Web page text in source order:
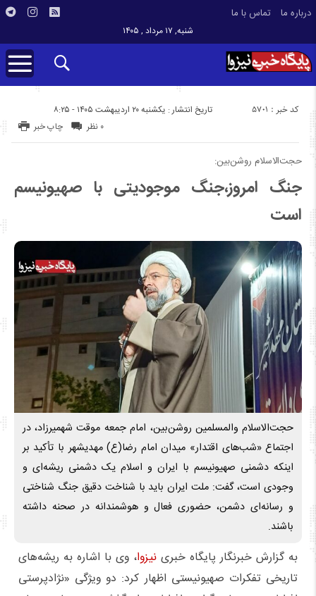
درباره ما تماس با ما
شنبه, ۱۷ مرداد , ۱۴۰۵
تاریخ انتشار : یکشنبه ۲۰ اردیبهشت ۱۴۰۵ - ۸:۲۵ کد خبر : 5701
چاپ خبر ۰ نظر
حجت‌الاسلام روشن‌بین:
جنگ امروز،جنگ موجودیتی با صهیونیسم
است
حجت‌الاسلام والمسلمین روشن‌بین، امام جمعه موقت شهمیرزاد، در
اجتماع «شب‌های اقتدار» میدان امام رضا(ع) مهدیشهر با تأکید بر
اینکه دشمنی صهیونیسم با ایران و اسلام یک دشمنی ریشه‌ای و
وجودی است، گفت: ملت ایران باید با شناخت دقیق جنگ شناختی
و رسانه‌ای دشمن، حضوری فعال و هوشمندانه در صحنه داشته
باشند.
به گزارش خبرنگار پایگاه خبری نیزوا، وی با اشاره به ریشه‌های
تاریخی تفکرات صهیونیستی اظهار کرد: دو ویژگی «نژادپرستی